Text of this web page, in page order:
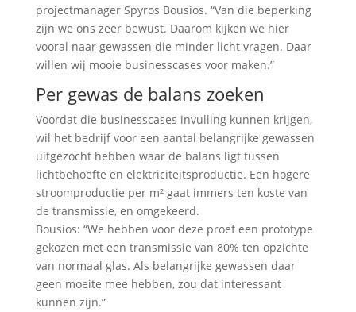
projectmanager Spyros Bousios. “Van die beperking
zijn we ons zeer bewust. Daarom kijken we hier
vooral naar gewassen die minder licht vragen. Daar
willen wij mooie businesscases voor maken.”
Per gewas de balans zoeken
Voordat die businesscases invulling kunnen krijgen,
wil het bedrijf voor een aantal belangrijke gewassen
uitgezocht hebben waar de balans ligt tussen
lichtbehoefte en elektriciteitsproductie. Een hogere
stroomproductie per m² gaat immers ten koste van
de transmissie, en omgekeerd.
Bousios: “We hebben voor deze proef een prototype
gekozen met een transmissie van 80% ten opzichte
van normaal glas. Als belangrijke gewassen daar
geen moeite mee hebben, zou dat interessant
kunnen zijn.”